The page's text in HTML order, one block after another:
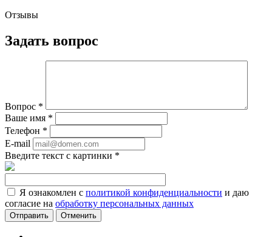
Отзывы
Задать вопрос
Вопрос *
Ваше имя *
Телефон *
E-mail
Введите текст с картинки *
Я ознакомлен с политикой конфиденциальности и даю
согласие на обработку персональных данных
Отменить